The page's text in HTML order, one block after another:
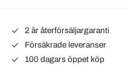
2 år återförsäljargaranti
Försäkrade leveranser
100 dagars öppet köp